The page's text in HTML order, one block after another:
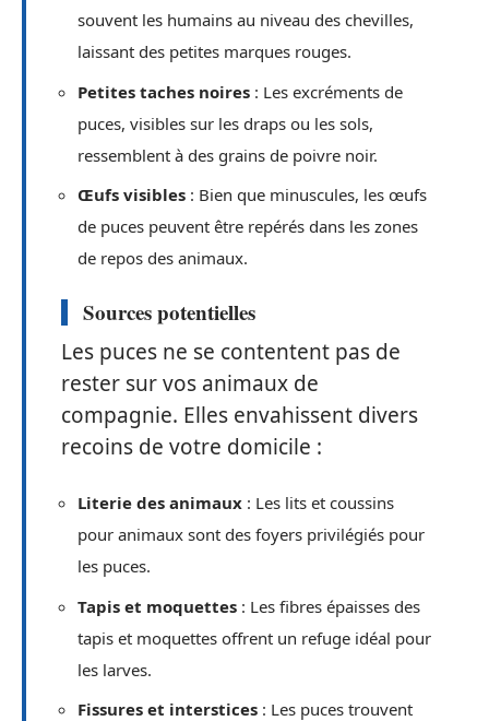
souvent les humains au niveau des chevilles,
laissant des petites marques rouges.
Petites taches noires : Les excréments de
puces, visibles sur les draps ou les sols,
ressemblent à des grains de poivre noir.
Œufs visibles : Bien que minuscules, les œufs
de puces peuvent être repérés dans les zones
de repos des animaux.
Sources potentielles
Les puces ne se contentent pas de
rester sur vos animaux de
compagnie. Elles envahissent divers
recoins de votre domicile :
Literie des animaux : Les lits et coussins
pour animaux sont des foyers privilégiés pour
les puces.
Tapis et moquettes : Les fibres épaisses des
tapis et moquettes offrent un refuge idéal pour
les larves.
Fissures et interstices : Les puces trouvent